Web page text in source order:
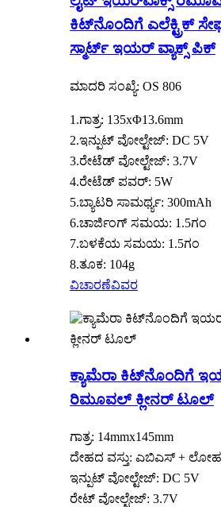
ಕಿಟ್‌ನೊಂದಿಗೆ ಎಲೆಕ್ಟ್ರಿಕ್
ಸ್ಮಾರ್ಟ್ ಇಯರ್ ವ್ಯಾಕ್ಸ್ ಪಿಕ್
ಮಾದರಿ ಸಂಖ್ಯೆ: OS 806
1.ಗಾತ್ರ: 135xΦ13.6mm
2.ಇನ್ಪುಟ್ ವೋಲ್ಟೇಜ್: DC 5V
3.ರೇಟೆಡ್ ವೋಲ್ಟೇಜ್: 3.7V
4.ರೇಟೆಡ್ ಪವರ್: 5W
5.ಬ್ಯಾಟರಿ ಸಾಮರ್ಥ್ಯ: 300mAh
6.ಚಾರ್ಜಿಂಗ್ ಸಮಯ: 1.5ಗಂ
7.ಬಳಕೆಯ ಸಮಯ: 1.5ಗಂ
8.ತೂಕ: 104g
ವಿಚಾರಣೆವಿವರ
ಕ್ಯಾಮೆರಾ ಕಿಟ್‌ನೊಂದಿಗೆ
ರಿಮೂವಲ್ ಕ್ಲೀನರ್ ಟೂಲ್
ಗಾತ್ರ: 14mmx145mm
ದೇಹದ ವಸ್ತು: ಎಬಿಎಸ್ + ಲೋಹ
ಇನ್ಪುಟ್ ವೋಲ್ಟೇಜ್: DC 5V
ರೇಟ್ ವೋಲ್ಟೇಜ್: 3.7V